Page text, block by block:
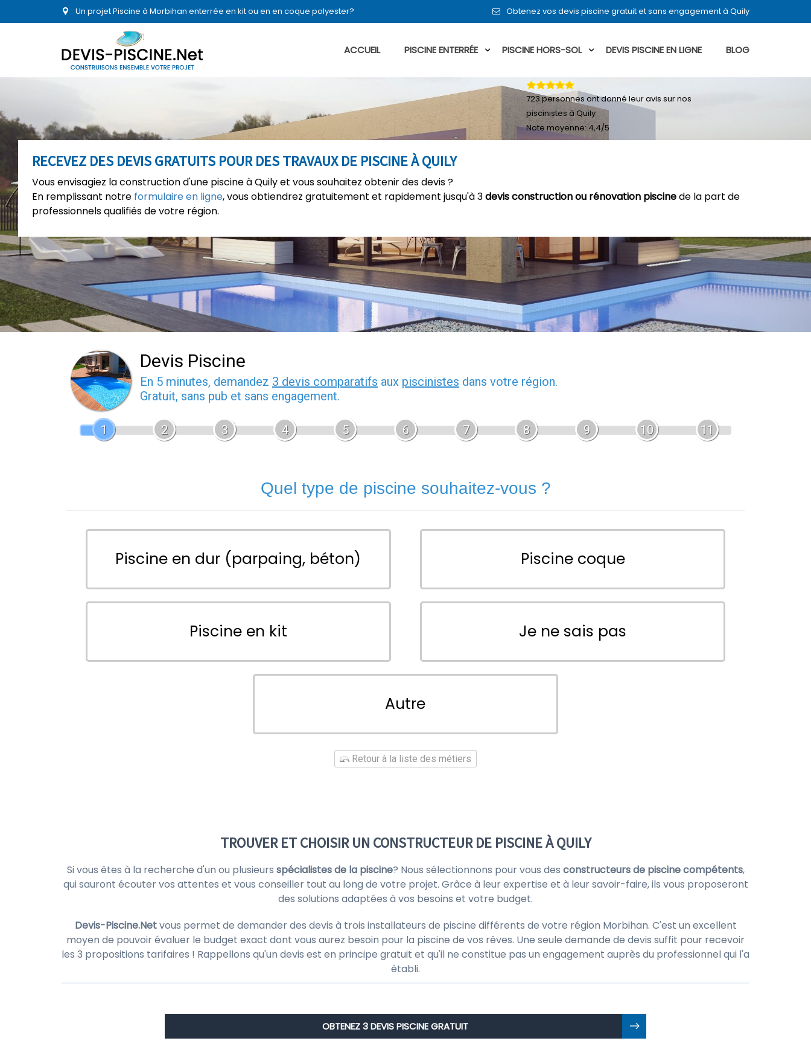
Un projet Piscine à Morbihan enterrée en kit ou en en coque polyester? Obtenez vos devis piscine gratuit et sans engagement à Quily
ACCUEIL PISCINE ENTERRÉE PISCINE HORS-SOL DEVIS PISCINE EN LIGNE BLOG
RECEVEZ DES DEVIS GRATUITS POUR DES TRAVAUX DE PISCINE À QUILY
Vous envisagiez la construction d'une piscine à Quily et vous souhaitez obtenir des devis ?
En remplissant notre formulaire en ligne, vous obtiendrez gratuitement et rapidement jusqu'à 3devis construction ou rénovation piscinede la part de
professionnels qualifiés de votre région.
723personnes ont donné leuravis sur nos
piscinistes à Quily
Note moyenne:4,4/5
Devis Piscine
En 5 minutes, demandez 3 devis comparatifs aux piscinistes dans votre région.
Gratuit, sans pub et sans engagement.
1 2 3 4 5 6 7 8 9 10 11
Quel type de piscine souhaitez-vous ?
Piscine en dur (parpaing, béton) Piscine coque
Piscine en kit Je ne sais pas
Autre
Retour à la liste des métiers
TROUVER ET CHOISIR UN CONSTRUCTEUR DE PISCINE À QUILY
Si vous êtes à la recherche d'un ou plusieurs spécialistes de la piscine? Nous sélectionnons pour vous des constructeurs de piscine compétents,
qui sauront écouter vos attentes et vous conseiller tout au long de votre projet. Grâce à leur expertise et à leur savoir-faire, ils vous proposeront
des solutions adaptées à vos besoins et votre budget.
Devis-Piscine.Netvous permet de demander des devis à trois installateurs de piscine différents de votre région Morbihan. C'est un excellent
moyen de pouvoir évaluer le budget exact dont vous aurez besoin pour la piscine de vos rêves. Une seule demande de devis suffit pour recevoir
les 3 propositions tarifaires ! Rappellons qu'un devis est en principe gratuit et qu'il ne constitue pas un engagement auprès du professionnel qui l'a
établi.
OBTENEZ 3 DEVIS PISCINE GRATUIT